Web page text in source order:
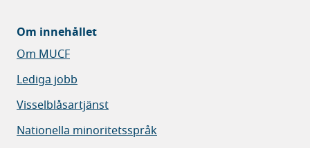
Om innehållet
Om MUCF
Lediga jobb
Visselblåsartjänst
Nationella minoritetsspråk